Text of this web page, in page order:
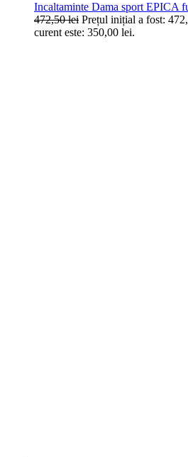
Incaltaminte Dama sport EPICA
472,50lei Prețul inițial a fost:
curent este: 350,00 lei.